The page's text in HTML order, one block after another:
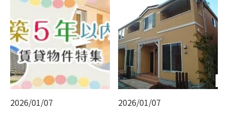
2026/01/07
2026/01/07